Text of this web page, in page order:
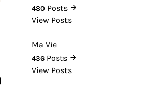
480 Posts
View Posts
Ma Vie
436 Posts
View Posts